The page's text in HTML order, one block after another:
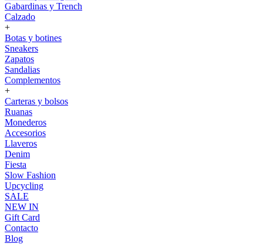
Gabardinas y Trench
Calzado
+
Botas y botines
Sneakers
Zapatos
Sandalias
Complementos
+
Carteras y bolsos
Ruanas
Monederos
Accesorios
Llaveros
Denim
Fiesta
Slow Fashion
Upcycling
SALE
NEW IN
Gift Card
Contacto
Blog